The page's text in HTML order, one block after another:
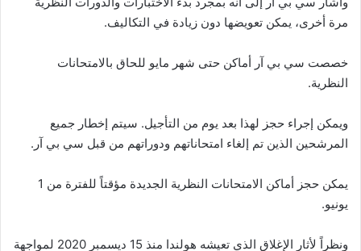
مرة أخرى، يمكن تعويضها دون زيادة في التكاليف.
خصصت سي بي آر أماكن حتى شهر مايو للحاق بالامتحانات
النظرية.
ويمكن إجراء حجز لهذا بعد يوم من التأجيل. سيتم إخطار جميع
المرشحين الذين تم إلغاء امتحاناتهم ودوراتهم من قبل سي بي آر.
يمكن حجز أماكن الامتحانات النظرية الجديدة مؤقتاً للفترة من 1
يونيو.
ونظراً لأثار الإغلاق الذي تعيشه هولندا منذ 15 ديسمبر 2020 لمواجهة